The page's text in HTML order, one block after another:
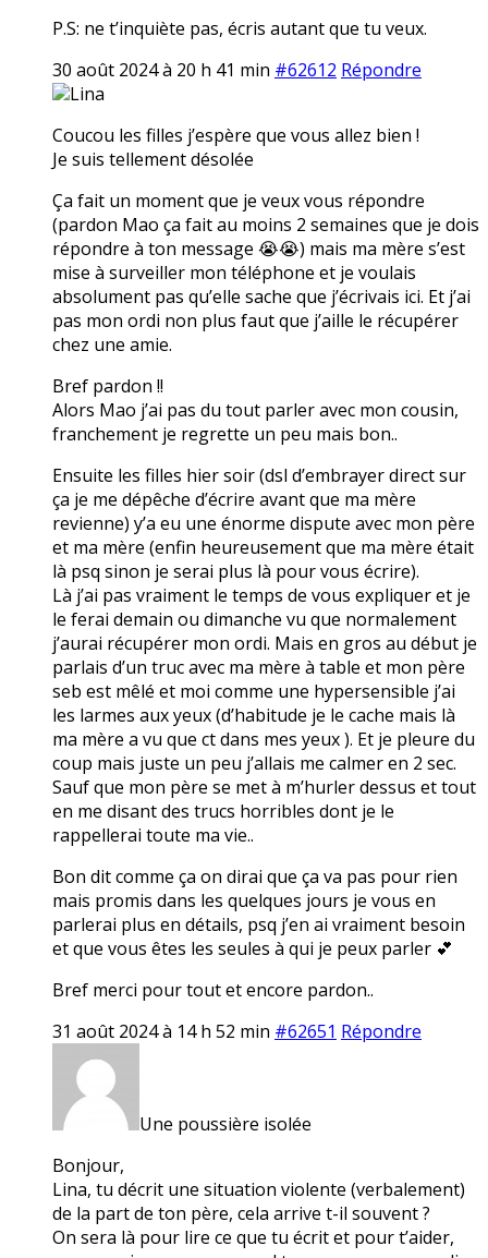
P.S: ne t’inquiète pas, écris autant que tu veux.
30 août 2024 à 20 h 41 min #62612 Répondre
Lina
Coucou les filles j’espère que vous allez bien !
Je suis tellement désolée
Ça fait un moment que je veux vous répondre
(pardon Mao ça fait au moins 2 semaines que je dois
répondre à ton message 😭😭) mais ma mère s’est
mise à surveiller mon téléphone et je voulais
absolument pas qu’elle sache que j’écrivais ici. Et j’ai
pas mon ordi non plus faut que j’aille le récupérer
chez une amie.
Bref pardon !!
Alors Mao j’ai pas du tout parler avec mon cousin,
franchement je regrette un peu mais bon..
Ensuite les filles hier soir (dsl d’embrayer direct sur
ça je me dépêche d’écrire avant que ma mère
revienne) y’a eu une énorme dispute avec mon père
et ma mère (enfin heureusement que ma mère était
là psq sinon je serai plus là pour vous écrire).
Là j’ai pas vraiment le temps de vous expliquer et je
le ferai demain ou dimanche vu que normalement
j’aurai récupérer mon ordi. Mais en gros au début je
parlais d’un truc avec ma mère à table et mon père
seb est mêlé et moi comme une hypersensible j’ai
les larmes aux yeux (d’habitude je le cache mais là
ma mère a vu que ct dans mes yeux ). Et je pleure du
coup mais juste un peu j’allais me calmer en 2 sec.
Sauf que mon père se met à m’hurler dessus et tout
en me disant des trucs horribles dont je le
rappellerai toute ma vie..
Bon dit comme ça on dirai que ça va pas pour rien
mais promis dans les quelques jours je vous en
parlerai plus en détails, psq j’en ai vraiment besoin
et que vous êtes les seules à qui je peux parler 💕
Bref merci pour tout et encore pardon..
31 août 2024 à 14 h 52 min #62651 Répondre
Une poussière isolée
Bonjour,
Lina, tu décrit une situation violente (verbalement)
de la part de ton père, cela arrive t-il souvent ?
On sera là pour lire ce que tu écrit et pour t’aider,